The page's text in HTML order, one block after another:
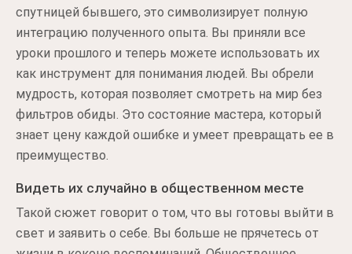
спутницей бывшего, это символизирует полную
интеграцию полученного опыта. Вы приняли все
уроки прошлого и теперь можете использовать их
как инструмент для понимания людей. Вы обрели
мудрость, которая позволяет смотреть на мир без
фильтров обиды. Это состояние мастера, который
знает цену каждой ошибке и умеет превращать ее в
преимущество.
Видеть их случайно в общественном месте
Такой сюжет говорит о том, что вы готовы выйти в
свет и заявить о себе. Вы больше не прячетесь от